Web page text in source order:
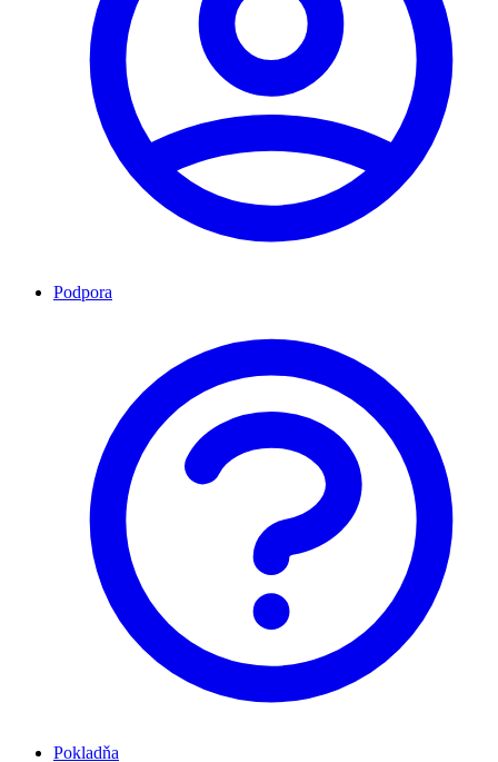
Podpora
Pokladňa